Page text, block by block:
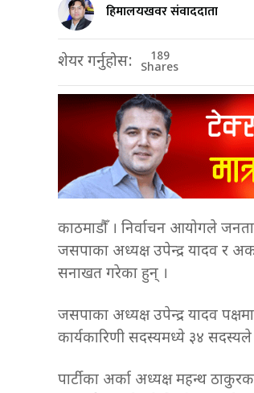
हिमालयखवर संवाददाता
शेयर गर्नुहोस: 189
Shares
काठमाडौँ । निर्वाचन आयोगले
जसपाका अध्यक्ष उपेन्द्र यादव र
सनाखत गरेका हुन् ।
जसपाका अध्यक्ष उपेन्द्र यादव
कार्यकारिणी सदस्यमध्ये ३४ सदस्यले
पार्टीका अर्का अध्यक्ष महन्थ